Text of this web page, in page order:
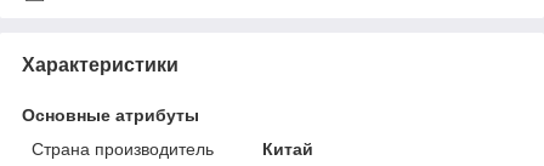
Характеристики
Основные атрибуты
Страна производитель
Китай